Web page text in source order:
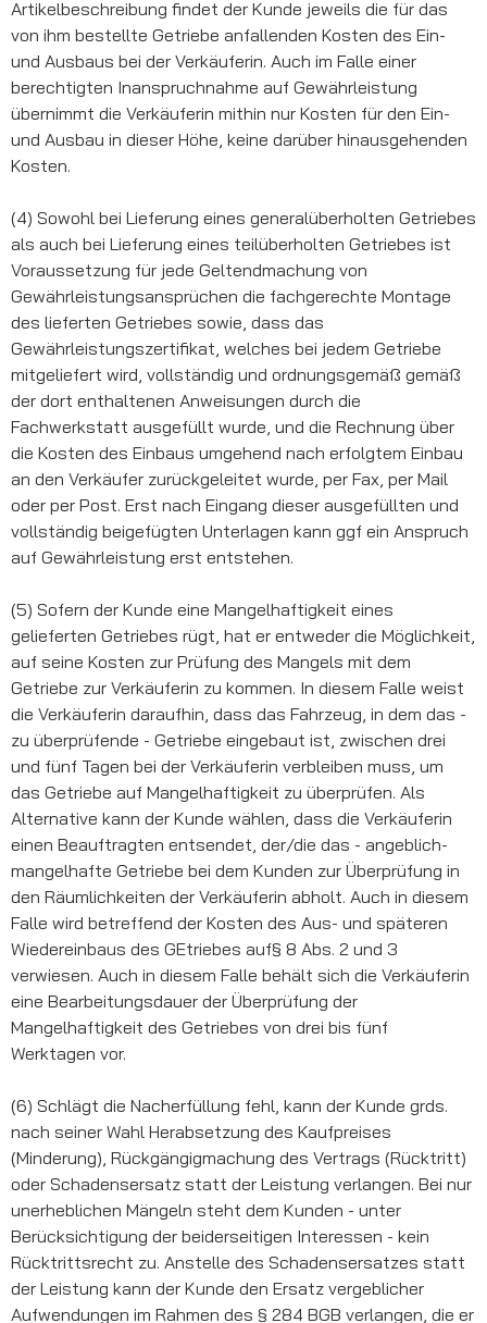
Artikelbeschreibung findet der Kunde jeweils die für das
von ihm bestellte Getriebe anfallenden Kosten des Ein-
und Ausbaus bei der Verkäuferin. Auch im Falle einer
berechtigten Inanspruchnahme auf Gewährleistung
übernimmt die Verkäuferin mithin nur Kosten für den Ein-
und Ausbau in dieser Höhe, keine darüber hinausgehenden
Kosten.
(4) Sowohl bei Lieferung eines generalüberholten Getriebes
als auch bei Lieferung eines teilüberholten Getriebes ist
Voraussetzung für jede Geltendmachung von
Gewährleistungsansprüchen die fachgerechte Montage
des lieferten Getriebes sowie, dass das
Gewährleistungszertifikat, welches bei jedem Getriebe
mitgeliefert wird, vollständig und ordnungsgemäß gemäß
der dort enthaltenen Anweisungen durch die
Fachwerkstatt ausgefüllt wurde, und die Rechnung über
die Kosten des Einbaus umgehend nach erfolgtem Einbau
an den Verkäufer zurückgeleitet wurde, per Fax, per Mail
oder per Post. Erst nach Eingang dieser ausgefüllten und
vollständig beigefügten Unterlagen kann ggf ein Anspruch
auf Gewährleistung erst entstehen.
(5) Sofern der Kunde eine Mangelhaftigkeit eines
gelieferten Getriebes rügt, hat er entweder die Möglichkeit,
auf seine Kosten zur Prüfung des Mangels mit dem
Getriebe zur Verkäuferin zu kommen. In diesem Falle weist
die Verkäuferin daraufhin, dass das Fahrzeug, in dem das -
zu überprüfende - Getriebe eingebaut ist, zwischen drei
und fünf Tagen bei der Verkäuferin verbleiben muss, um
das Getriebe auf Mangelhaftigkeit zu überprüfen. Als
Alternative kann der Kunde wählen, dass die Verkäuferin
einen Beauftragten entsendet, der/die das - angeblich-
mangelhafte Getriebe bei dem Kunden zur Überprüfung in
den Räumlichkeiten der Verkäuferin abholt. Auch in diesem
Falle wird betreffend der Kosten des Aus- und späteren
Wiedereinbaus des GEtriebes auf§ 8 Abs. 2 und 3
verwiesen. Auch in diesem Falle behält sich die Verkäuferin
eine Bearbeitungsdauer der Überprüfung der
Mangelhaftigkeit des Getriebes von drei bis fünf
Werktagen vor.
(6) Schlägt die Nacherfüllung fehl, kann der Kunde grds.
nach seiner Wahl Herabsetzung des Kaufpreises
(Minderung), Rückgängigmachung des Vertrags (Rücktritt)
oder Schadensersatz statt der Leistung verlangen. Bei nur
unerheblichen Mängeln steht dem Kunden - unter
Berücksichtigung der beiderseitigen Interessen - kein
Rücktrittsrecht zu. Anstelle des Schadensersatzes statt
der Leistung kann der Kunde den Ersatz vergeblicher
Aufwendungen im Rahmen des § 284 BGB verlangen, die er